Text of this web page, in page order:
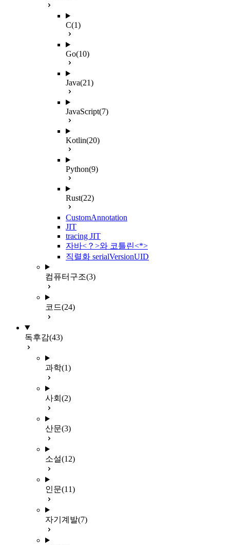
C(1)
Go(10)
Java(21)
JavaScript(7)
Kotlin(20)
Python(9)
Rust(22)
CustomAnnotation
JIT
tracing JIT
자바<？>와 코틀린<*>
직렬화 serialVersionUID
컴퓨터구조(3)
코드(24)
독후감(43)
과학(1)
사회 (2)
산문(3)
소설(12)
인문(11)
자기계발(7)